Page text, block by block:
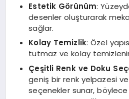
Estetik Görünüm:
desenler oluşturarak
sağlar.
Kolay Temizlik: Özel
tutmaz ve kolay
Çeşitli Renk ve Doku
geniş bir renk yelpazesi
seçenekler sunar,